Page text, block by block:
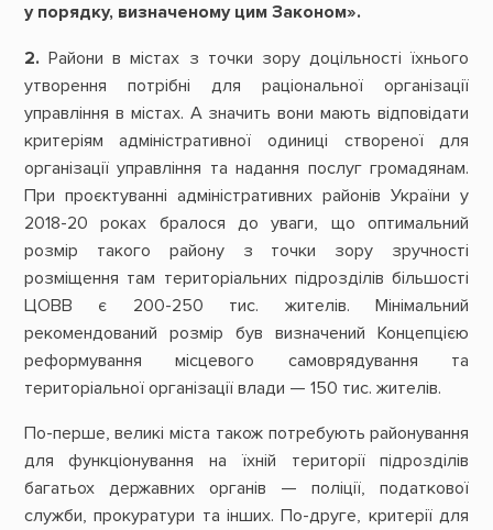
у порядку, визначеному цим Законом».
2. Райони в містах з точки зору доцільності їхнього
утворення потрібні для раціональної організації
управління в містах. А значить вони мають відповідати
критеріям адміністративної одиниці створеної для
організації управління та надання послуг громадянам.
При проєктуванні адміністративних районів України у
2018-20 роках бралося до уваги, що оптимальний
розмір такого району з точки зору зручності
розміщення там територіальних підрозділів більшості
ЦОВВ є 200-250 тис. жителів. Мінімальний
рекомендований розмір був визначений Концепцією
реформування місцевого самоврядування та
територіальної організації влади — 150 тис. жителів.
По-перше, великі міста також потребують районування
для функціонування на їхній території підрозділів
багатьох державних органів — поліції, податкової
служби, прокуратури та інших. По-друге, критерії для